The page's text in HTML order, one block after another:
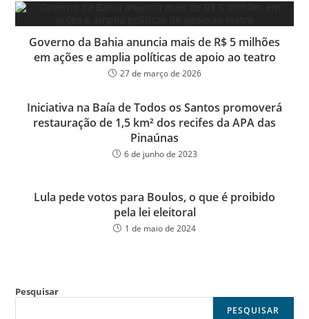
Governo da Bahia anuncia mais de R$ 5 milhões
em ações e amplia políticas de apoio ao teatro
27 de março de 2026
Iniciativa na Baía de Todos os Santos promoverá
restauração de 1,5 km² dos recifes da APA das
Pinaúnas
6 de junho de 2023
Lula pede votos para Boulos, o que é proibido
pela lei eleitoral
1 de maio de 2024
Pesquisar
PESQUISAR